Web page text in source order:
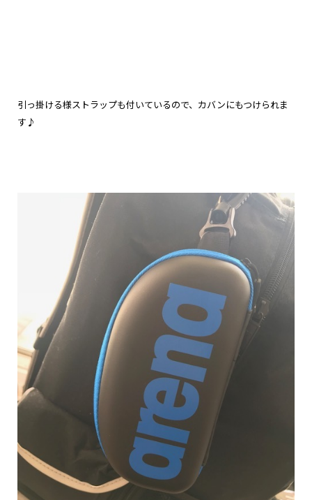
引っ掛ける様ストラップも付いているので、カバンにもつけられま
す♪